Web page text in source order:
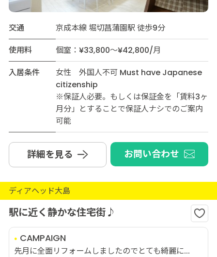
交通
京成本線 堀切菖蒲園駅 徒歩9分
使用料
個室：¥33,800～¥42,800/月
入居条件
女性 外国人不可 Must have Japanese
citizenship
※保証人必要。もしくは保証金を「賃料3ヶ
月分」とすることで保証人ナシでのご案内
可能
詳細を見る お問い合わせ
ディアヘッド大島
駅に近く静かな住宅街♪
CAMPAIGN
先月に全面リフォームしましたのでとても綺麗に...